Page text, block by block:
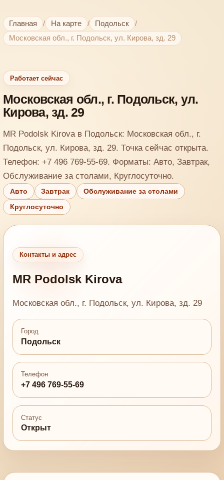
Главная / На карте / Подольск
/
Московская обл., г. Подольск, ул. Кирова, зд. 29
Работает сейчас
Московская обл., г. Подольск, ул.
Кирова, зд. 29
MR Podolsk Kirova в Подольск: Московская обл., г.
Подольск, ул. Кирова, зд. 29. Точка сейчас открыта.
Телефон: +7 496 769-55-69. Форматы: Авто, Завтрак,
Обслуживание за столами, Круглосуточно.
Авто Завтрак Обслуживание за столами
Круглосуточно
Контакты и адрес
MR Podolsk Kirova
Московская обл., г. Подольск, ул. Кирова, зд. 29
Город
Подольск
Телефон
+7 496 769-55-69
Статус
Открыт